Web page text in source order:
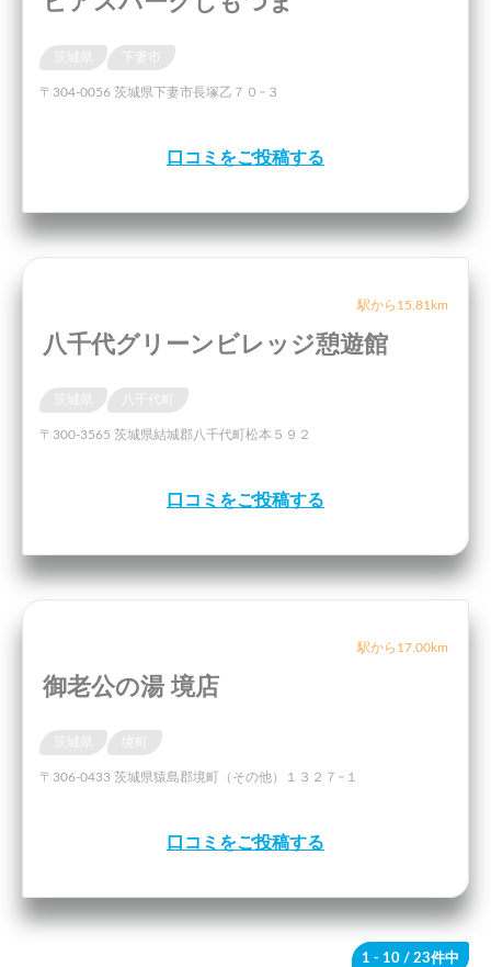
〒304-0056 茨城県下妻市長塚乙７０−３
口コミをご投稿する
駅から15.81km
八千代グリーンビレッジ憩遊館
八千代町
〒300-3565 茨城県結城郡八千代町松本５９２
口コミをご投稿する
駅から17.00km
御老公の湯 境店
〒306-0433 茨城県猿島郡境町（その他）１３２７−１
口コミをご投稿する
1 - 10 / 23件中